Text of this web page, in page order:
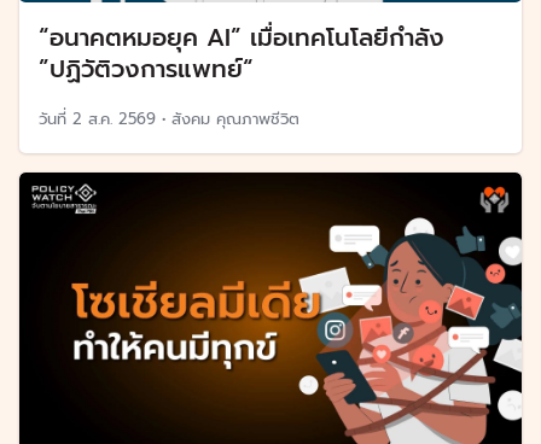
“อนาคตหมอยุค AI” เมื่อเทคโนโลยีกำลัง
”ปฏิวัติวงการแพทย์“
วันที่ 2 ส.ค. 2569 • สังคม คุณภาพชีวิต